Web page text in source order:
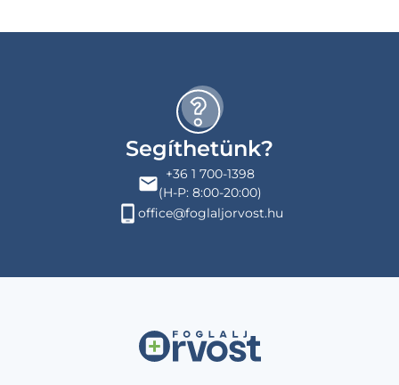
Segíthetünk?
+36 1 700-1398
(H-P: 8:00-20:00)
office@foglaljorvost.hu